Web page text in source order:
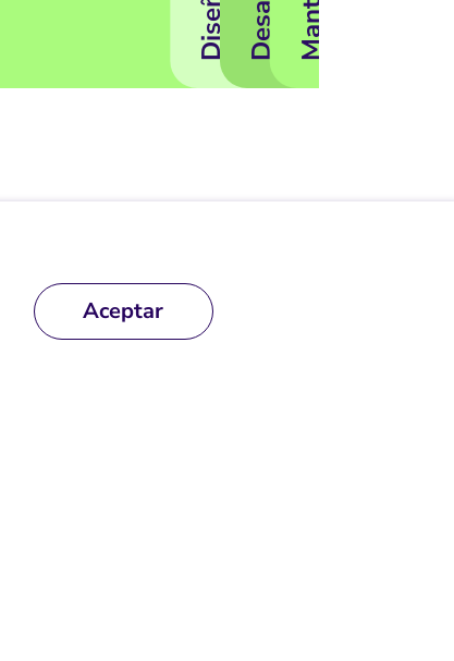
Aceptar